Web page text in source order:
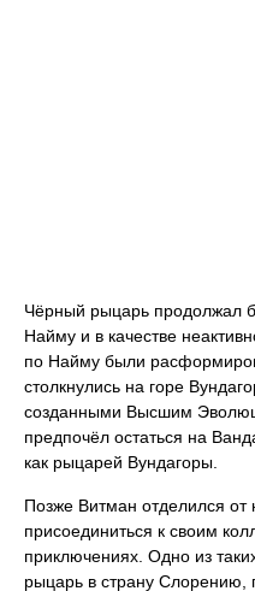
Чёрный рыцарь продолжал
Найму и в качестве
по Найму были
столкнулись на горе
созданными Высшим
предпочёл остаться на
как рыцарей Вундагоры.
Позже Витман отделился
присоединиться к своим
приключениях. Одно из
рыцарь в страну Слорению,